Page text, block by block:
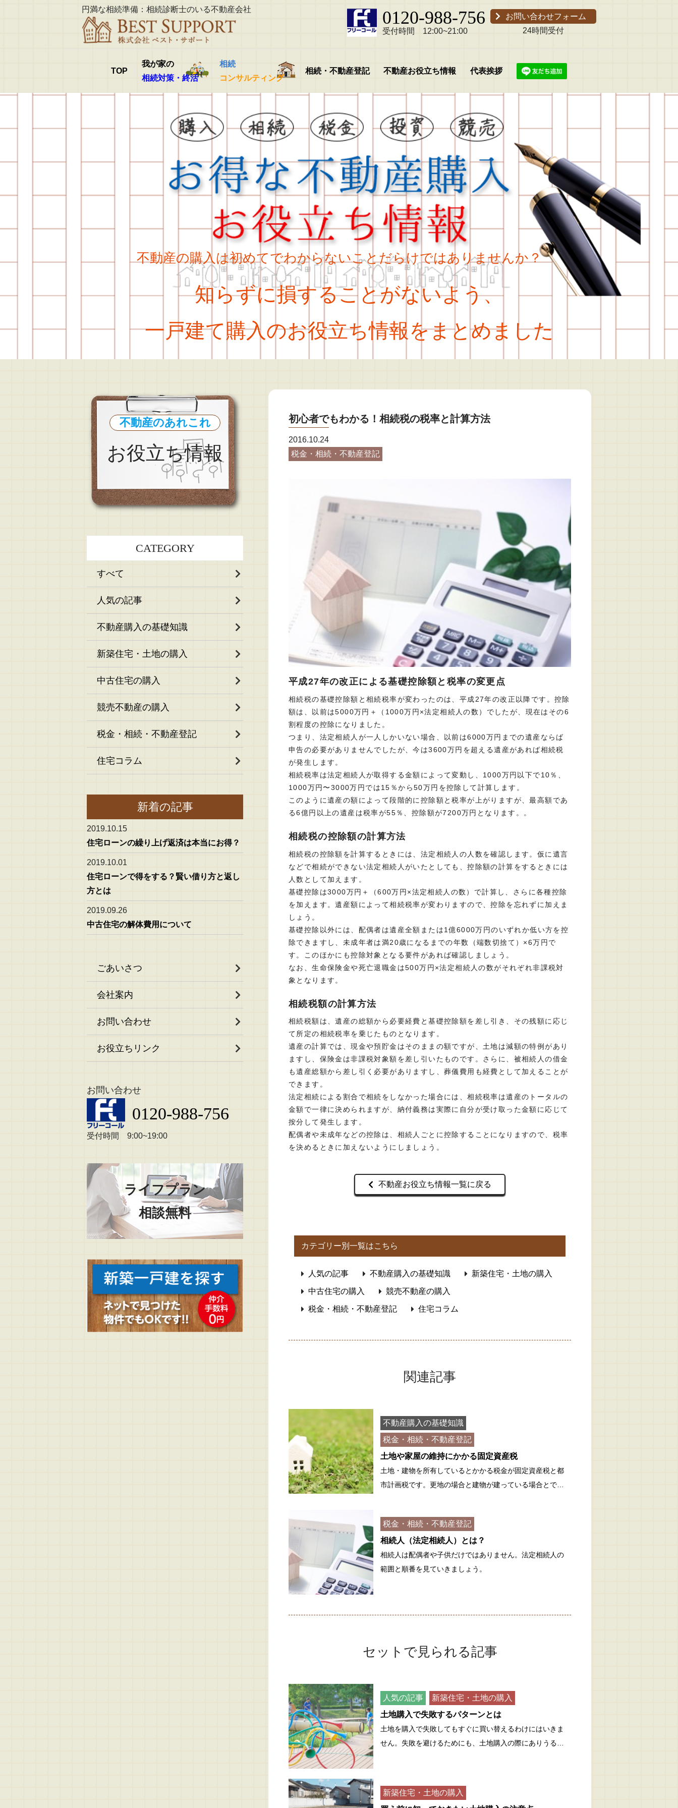
円満な相続準備：相続診断士のいる不動産会社 0120-988-756
受付時間 12:00~21:00
お問い合わせフォーム
24時間受付
TOP
我が家の
相続対策・終活
相続
コンサルティング
相続・不動産登記 不動産お役立ち情報 代表挨拶
不動産の購入は初めてでわからないことだらけではありませんか？
知らずに損することがないよう、
一戸建て購入のお役立ち情報をまとめました
不動産のあれこれ
お役立ち情報
CATEGORY
すべて
人気の記事
不動産購入の基礎知識
新築住宅・土地の購入
中古住宅の購入
競売不動産の購入
税金・相続・不動産登記
住宅コラム
新着の記事
2019.10.15
住宅ローンの繰り上げ返済は本当にお得？
2019.10.01
住宅ローンで得をする？賢い借り方と返し
方とは
2019.09.26
中古住宅の解体費用について
ごあいさつ
会社案内
お問い合わせ
お役立ちリンク
お問い合わせ
0120-988-756
受付時間 9:00~19:00
ライフプラン
相談無料
初心者でもわかる！相続税の税率と計算方法
2016.10.24
税金・相続・不動産登記
平成27年の改正による基礎控除額と税率の変更点
相続税の基礎控除額と相続税率が変わったのは、平成27年の改正以降です。控除
額は、以前は5000万円＋（1000万円×法定相続人の数）でしたが、現在はその6
割程度の控除になりました。
つまり、法定相続人が一人しかいない場合、以前は6000万円までの遺産ならば
申告の必要がありませんでしたが、今は3600万円を超える遺産があれば相続税
が発生します。
相続税率は法定相続人が取得する金額によって変動し、1000万円以下で10％、
1000万円〜3000万円では15％から50万円を控除して計算します。
このように遺産の額によって段階的に控除額と税率が上がりますが、最高額であ
る6億円以上の遺産は税率が55％、控除額が7200万円となります。。
相続税の控除額の計算方法
相続税の控除額を計算するときには、法定相続人の人数を確認します。仮に遺言
などで相続ができない法定相続人がいたとしても、控除額の計算をするときには
人数として加えます。
基礎控除は3000万円＋（600万円×法定相続人の数）で計算し、さらに各種控除
を加えます。遺産額によって相続税率が変わりますので、控除を忘れずに加えま
しょう。
基礎控除以外には、配偶者は遺産全額または1億6000万円のいずれか低い方を控
除できますし、未成年者は満20歳になるまでの年数（端数切捨て）×6万円で
す。このほかにも控除対象となる要件があれば確認しましょう。
なお、生命保険金や死亡退職金は500万円×法定相続人の数がそれぞれ非課税対
象となります。
相続税額の計算方法
相続税額は、遺産の総額から必要経費と基礎控除額を差し引き、その残額に応じ
て所定の相続税率を乗じたものとなります。
遺産の計算では、現金や預貯金はそのままの額ですが、土地は減額の特例があり
ますし、保険金は非課税対象額を差し引いたものです。さらに、被相続人の借金
も遺産総額から差し引く必要がありますし、葬儀費用も経費として加えることが
できます。
法定相続による割合で相続をしなかった場合には、相続税率は遺産のトータルの
金額で一律に決められますが、納付義務は実際に自分が受け取った金額に応じて
按分して発生します。
配偶者や未成年などの控除は、相続人ごとに控除することになりますので、税率
を決めるときに加えないようにしましょう。
不動産お役立ち情報一覧に戻る
カテゴリー別一覧はこちら
人気の記事 不動産購入の基礎知識 新築住宅・土地の購入
中古住宅の購入 競売不動産の購入
税金・相続・不動産登記 住宅コラム
関連記事
不動産購入の基礎知識
税金・相続・不動産登記
土地や家屋の維持にかかる固定資産税
土地・建物を所有しているとかかる税金が固定資産税と都
市計画税です。更地の場合と建物が建っている場合とで…
税金・相続・不動産登記
相続人（法定相続人）とは？
相続人は配偶者や子供だけではありません。法定相続人の
範囲と順番を見ていきましょう。
セットで見られる記事
人気の記事
新築住宅・土地の購入
土地購入で失敗するパターンとは
土地を購入で失敗してもすぐに買い替えるわけにはいきま
せん。失敗を避けるためにも、土地購入の際にありうる…
新築住宅・土地の購入